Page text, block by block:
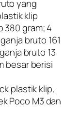
yang
klip
380 gram; 4
bruto 161
bruto 13
besar berisi
plastik klip,
Poco M3 dan